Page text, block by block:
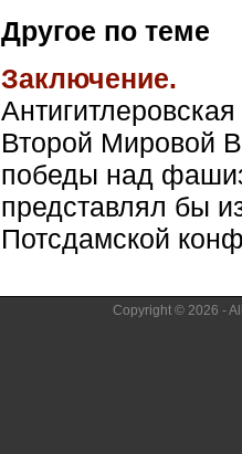
Другое по теме
Заключение.
Второй Мировой
победы над
представлял бы
Потсдамской
Copyright © 2026 -